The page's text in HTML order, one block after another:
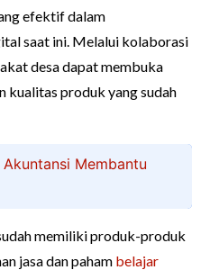
efektif dalam
saat ini. Melalui kolaborasi
desa dapat membuka
kualitas produk yang sudah
Membantu
memiliki produk-produk
jasa dan paham belajar